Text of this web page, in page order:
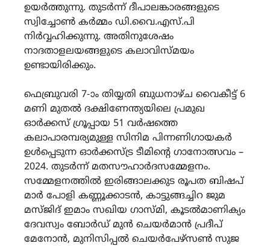
ഉയർത്തുന്നു. തുടർന്ന് ദീപാലങ്കാരങ്ങളുടെ
സ്വിച്ചോൺ കർമ്മം ഡി.വൈ.എസ്.പി
നിർവ്വഹിക്കുന്നു. അതിനുശേഷം
നാദതാളലയങ്ങളുടെ കലാവിസ്മയം
ഉണ്ടായിരിക്കും.
ഫെബ്രുവരി 7-ാം തിയ്യതി ബുധനാഴ്ച വൈകീട്ട് 6
മണി മുതൽ ദക്ഷിണേന്ത്യയിലെ പ്രമുഖ
ഓർക്കസ് ഗ്രൂപ്പായ 51 വർഷത്തെ
കലാപാരമ്പര്യമുള്ള സിനിമ പിന്നണിഗായകർ
ഉൾപ്പെടുന്ന ഓർക്കസ്ട്ര ടീമിന്റെ ഗാനോത്സവം –
2024. തുടർന്ന് മതസൗഹാർദസമ്മേളനം.
സമ്മേളനത്തിൽ ഇരിങ്ങാലക്കുട രൂപത ബിഷപ്
മാർ പോളി കണ്ണൂക്കാടൻ, കാട്ടുങ്ങച്ചിറ ജുമ
മസ്ജിദ് ഇമാം സഖിയ ഗാസ്മി, കൂടൽമാണിക്യം
ദേവസ്വം ബോർഡ് മുൻ ചെയർമാൻ പ്രദീപ്
മേനോൻ, മുനിസിപ്പൽ ചെയർപേഴ്സൺ സുജ